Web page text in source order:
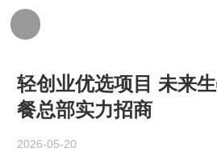
轻创业优选项目 未来
餐总部实力招商
2026-05-20